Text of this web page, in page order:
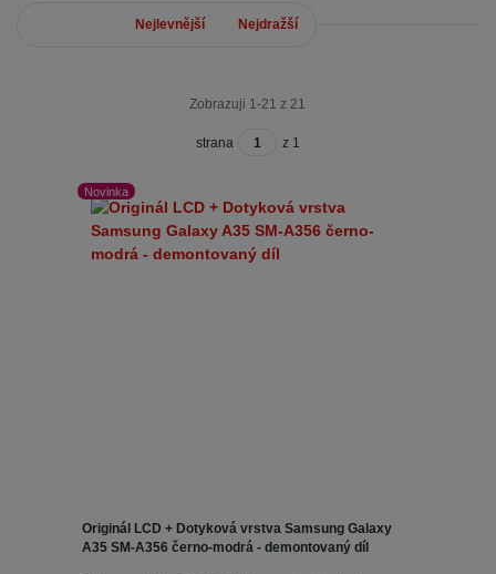
Nejlevnější Nejdražší
Zobrazuji 1-21 z 21
strana z 1
Novinka
Originál LCD + Dotyková vrstva Samsung Galaxy
A35 SM-A356 černo-modrá - demontovaný díl